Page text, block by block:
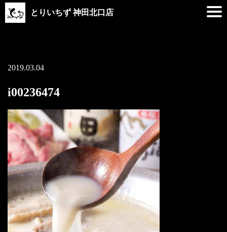
とりいちず 神田北口店
2019.03.04
i00236474